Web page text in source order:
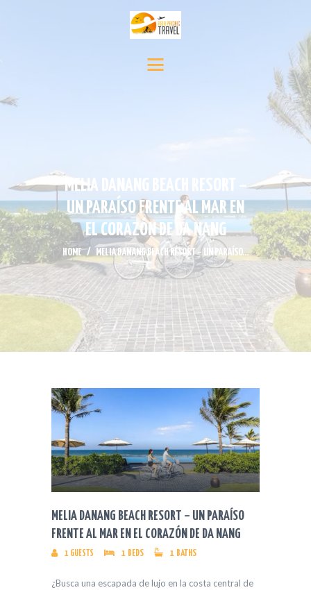
MELIA DANANG BEACH RESORT –
UN PARAÍSO FRENTE AL MAR EN
EL CORAZÓN DE DA NANG
HOME MELIA DANANG BEACH RESORT – UN PARAÍSO...
MELIA DANANG BEACH RESORT – UN PARAÍSO
FRENTE AL MAR EN EL CORAZÓN DE DA NANG
1 GUESTS 1 BEDS 1 BATHS
¿Busca una escapada de lujo en la costa central de